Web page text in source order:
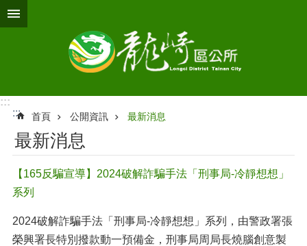
跳到主要內容區塊
:::
:::
首頁 公開資訊 最新消息
最新消息
【165反騙宣導】2024破解詐騙手法「刑事局-冷靜想想」
系列
2024破解詐騙手法「刑事局-冷靜想想」系列，由警政署張
榮興署長特別撥款動一預備金，刑事局周局長燒腦創意製